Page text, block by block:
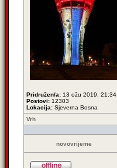
Pridružen/a: 13 ožu 2019, 21:34
Postovi: 12303
Lokacija: Sjeverna Bosna
Vrh
novovrijeme